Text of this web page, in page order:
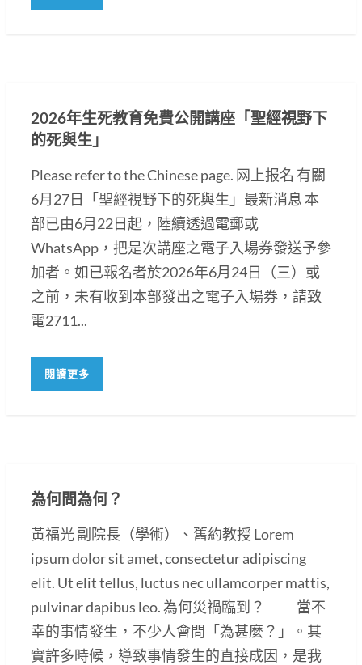
2026年生死教育免費公開講座「聖經視野下
的死與生」
Please refer to the Chinese page. 网上报名 有關
6月27日「聖經視野下的死與生」最新消息 本
部已由6月22日起，陸續透過電郵或
WhatsApp，把是次講座之電子入場券發送予參
加者。如已報名者於2026年6月24日（三）或
之前，未有收到本部發出之電子入場券，請致
電2711...
閱讀更多
為何問為何？
黃福光 副院長（學術）、舊約教授 Lorem
ipsum dolor sit amet, consectetur adipiscing
elit. Ut elit tellus, luctus nec ullamcorper mattis,
pulvinar dapibus leo. 為何災禍臨到？ 當不
幸的事情發生，不少人會問「為甚麼？」。其
實許多時候，導致事情發生的直接成因，是我